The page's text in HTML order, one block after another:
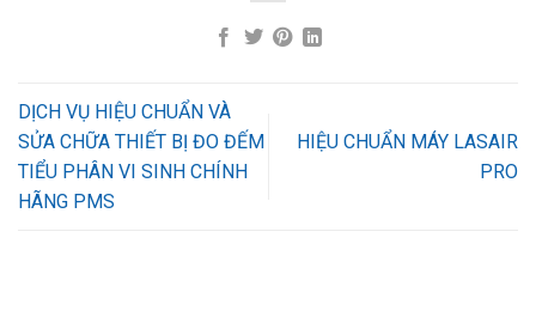
DỊCH VỤ HIỆU CHUẨN VÀ
SỬA CHỮA THIẾT BỊ ĐO ĐẾM
TIỂU PHÂN VI SINH CHÍNH
HÃNG PMS
HIỆU CHUẨN MÁY LASAIR
PRO